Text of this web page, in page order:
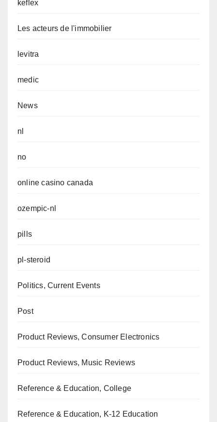
keflex
Les acteurs de l'immobilier
levitra
medic
News
nl
no
online casino canada
ozempic-nl
pills
pl-steroid
Politics, Current Events
Post
Product Reviews, Consumer Electronics
Product Reviews, Music Reviews
Reference & Education, College
Reference & Education, K-12 Education